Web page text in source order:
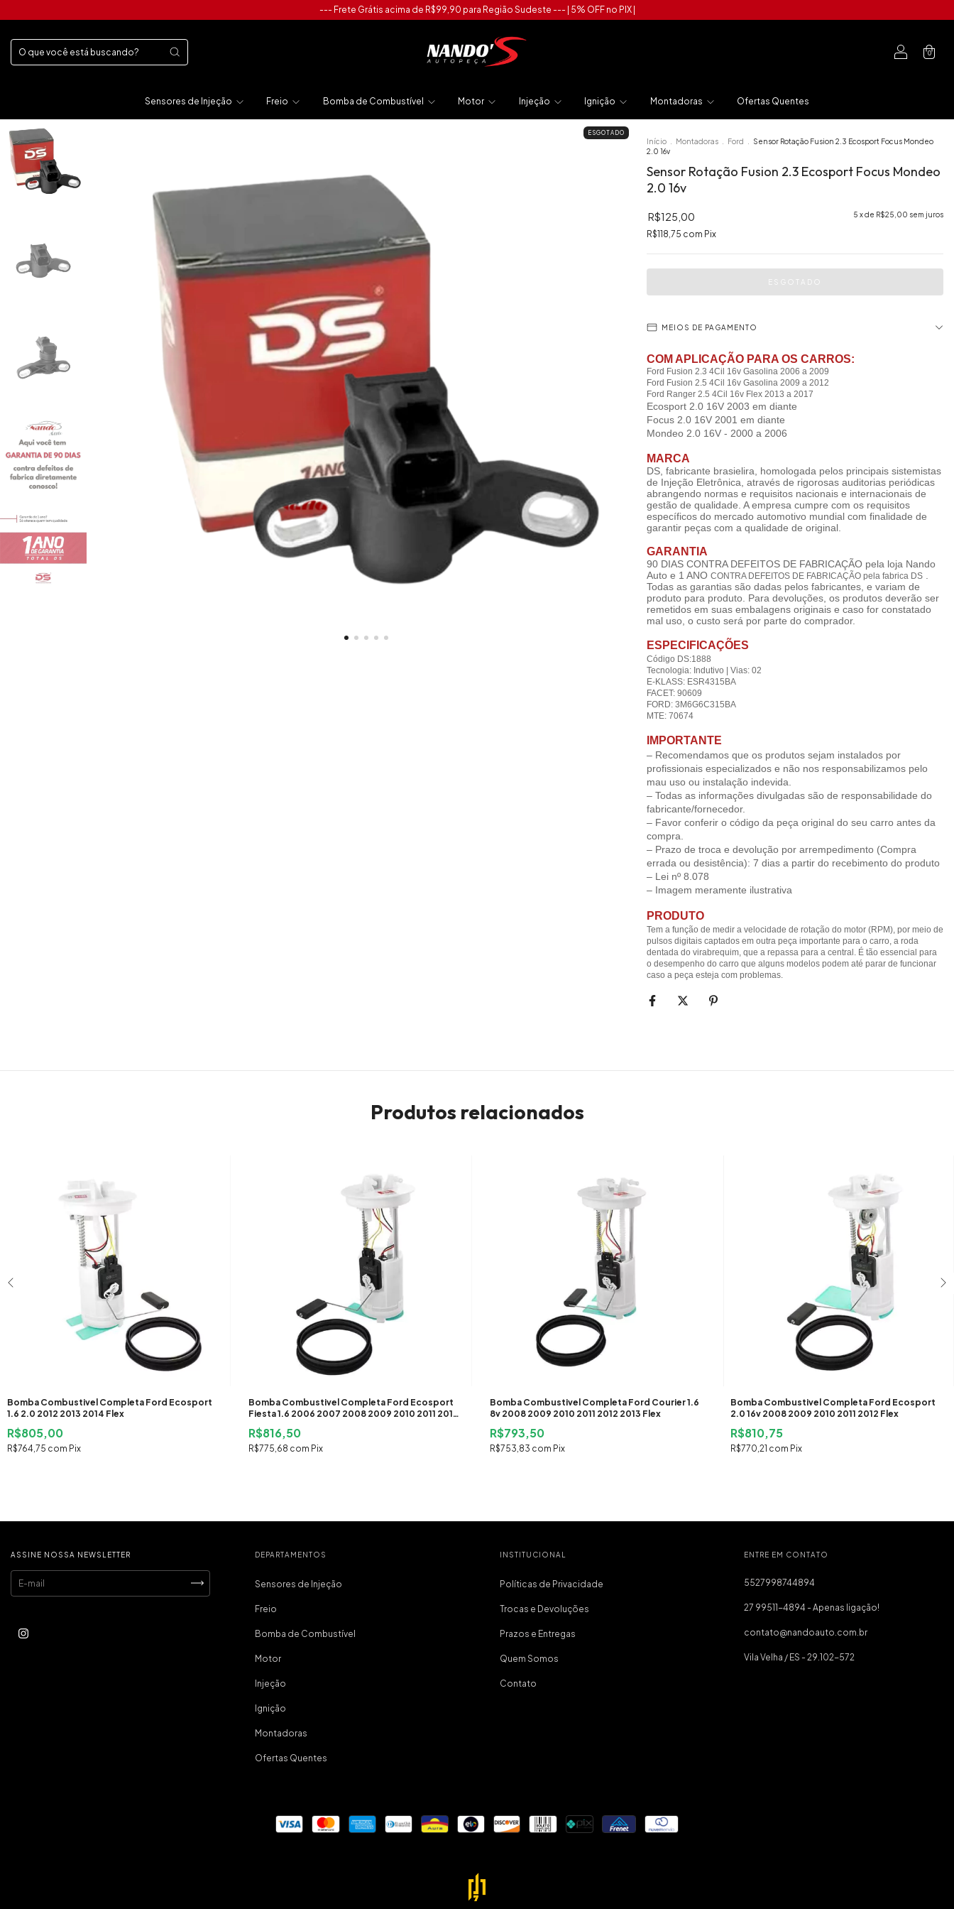
--- Frete Grátis acima de R$99,90 para Região Sudeste --- | 5% OFF no PIX |
0
Sensores de Injeção Freio Bomba de Combustível Motor Injeção Ignição Montadoras Ofertas Quentes
ESGOTADO
Início Montadoras Ford
Sensor Rotação Fusion 2.3 Ecosport Focus Mondeo
2.0 16v
Sensor Rotação Fusion 2.3 Ecosport Focus Mondeo
2.0 16v
R$125,00 5 x de R$25,00 sem juros
R$118,75 com Pix
MEIOS DE PAGAMENTO
COM APLICAÇÃO PARA OS CARROS:
Ford Fusion 2.3 4Cil 16v Gasolina 2006 a 2009
Ford Fusion 2.5 4Cil 16v Gasolina 2009 a 2012
Ford Ranger 2.5 4Cil 16v Flex 2013 a 2017
Ecosport 2.0 16V 2003 em diante
Focus 2.0 16V 2001 em diante
Mondeo 2.0 16V - 2000 a 2006
MARCA
DS, fabricante brasielira, homologada pelos principais sistemistas
de Injeção Eletrônica, através de rigorosas auditorias periódicas
abrangendo normas e requisitos nacionais e internacionais de
gestão de qualidade. A empresa cumpre com os requisitos
específicos do mercado automotivo mundial com finalidade de
garantir peças com a qualidade de original.
GARANTIA
90 DIAS CONTRA DEFEITOS DE FABRICAÇÃO pela loja Nando
Auto e 1 ANO CONTRA DEFEITOS DE FABRICAÇÃO pela fabrica DS
Todas as garantias são dadas pelos fabricantes, e variam de
produto para produto. Para devoluções, os produtos deverão ser
remetidos em suas embalagens originais e caso for constatado
mal uso, o custo será por parte do comprador.
ESPECIFICAÇÕES
Código DS:1888
Tecnologia: Indutivo | Vias: 02
E-KLASS: ESR4315BA
FACET: 90609
FORD: 3M6G6C315BA
MTE: 70674
IMPORTANTE
– Recomendamos que os produtos sejam instalados por
profissionais especializados e não nos responsabilizamos pelo
mau uso ou instalação indevida.
– Todas as informações divulgadas são de responsabilidade do
fabricante/fornecedor.
– Favor conferir o código da peça original do seu carro antes da
compra.
– Prazo de troca e devolução por arrempedimento (Compra
errada ou desistência): 7 dias a partir do recebimento do produto
– Lei nº 8.078
– Imagem meramente ilustrativa
PRODUTO
Tem a função de medir a velocidade de rotação do motor (RPM), por meio de
pulsos digitais captados em outra peça importante para o carro, a roda
dentada do virabrequim, que a repassa para a central. É tão essencial para
o desempenho do carro que alguns modelos podem até parar de funcionar
caso a peça esteja com problemas.
Produtos relacionados
Bomba Combustivel Completa Ford Ecosport
1.6 2.0 2012 2013 2014 Flex
R$805,00
R$764,75 com Pix
Bomba Combustivel Completa Ford Ecosport
Fiesta 1.6 2006 2007 2008 2009 2010 2011 2012
R$816,50
R$775,68 com Pix
Bomba Combustivel Completa Ford Courier 1.6
8v 2008 2009 2010 2011 2012 2013 Flex
R$793,50
R$753,83 com Pix
Bomba Combustivel Completa Ford Ecosport
2.0 16v 2008 2009 2010 2011 2012 Flex
R$810,75
R$770,21 com Pix
ASSINE NOSSA NEWSLETTER DEPARTAMENTOS
Sensores de Injeção
Freio
Bomba de Combustível
Motor
Injeção
Ignição
Montadoras
Ofertas Quentes
INSTITUCIONAL
Políticas de Privacidade
Trocas e Devoluções
Prazos e Entregas
Quem Somos
Contato
ENTRE EM CONTATO
5527998744894
27 99511-4894 - Apenas ligação!
contato@nandoauto.com.br
Vila Velha / ES - 29.102-572